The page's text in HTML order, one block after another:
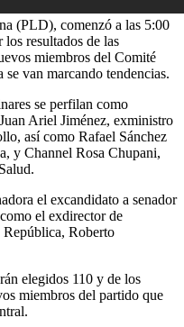
(PLD), comenzó a las 5:00
resultados de las
miembros del Comité
van marcando tendencias.
se perfilan como
Ariel Jiménez, exministro
así como Rafael Sánchez
y Channel Rosa Chupani,
el excandidato a senador
el exdirector de
República, Roberto
elegidos 110 y de los
miembros del partido que